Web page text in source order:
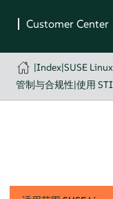
|Index|SUSE
管制与合规性|使用